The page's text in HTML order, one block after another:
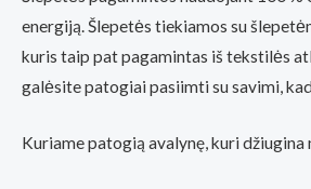
energiją. Šlepetės tiekiamos su
kuris taip pat pagamintas iš tekstilės
galėsite patogiai pasiimti su savimi,
Kuriame patogią avalynę, kuri džiugina